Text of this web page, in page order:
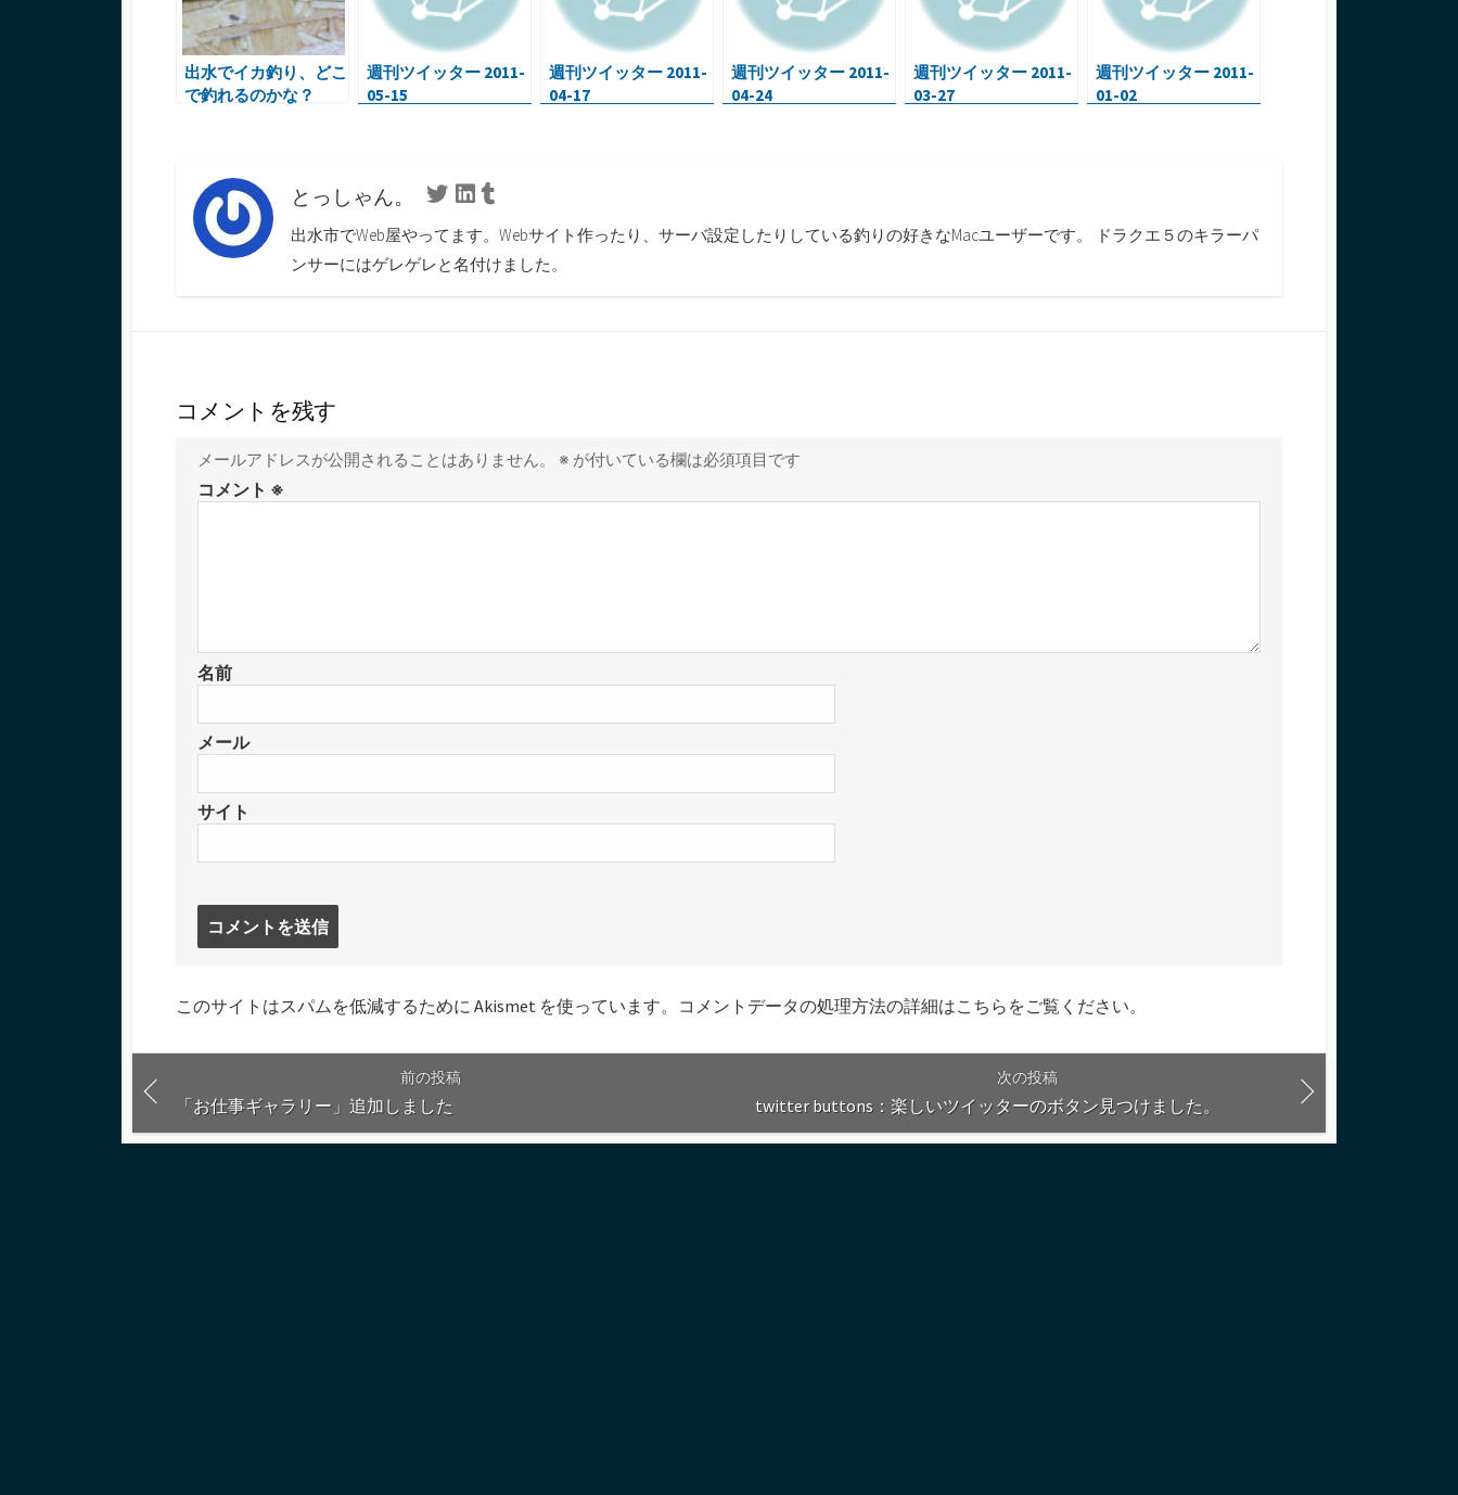
出水でイカ釣り、どこ
で釣れるのかな？
週刊ツイッター 2011-
05-15
週刊ツイッター 2011-
04-17
週刊ツイッター 2011-
04-24
週刊ツイッター 2011-
03-27
週刊ツイッター 2011-
01-02
とっしゃん。 TwitterLinkedin
出水市でWeb屋やってます。Webサイト作ったり、サーバ設定したりしている釣りの好きなMacユーザーです。 ドラクエ５のキラーパ
ンサーにはゲレゲレと名付けました。
コメントを残す
メールアドレスが公開されることはありません。 ※ が付いている欄は必須項目です
コメント ※
名前
メール
サイト
す
このサイトはスパムを低減するために Akismet を使っています。 コメントデータの処理方法の詳細はこちらをご覧ください。
前の投稿
「お仕事ギャラリー」追加しました
次の投稿
twitter buttons：楽しいツイッターのボタン見つけました。